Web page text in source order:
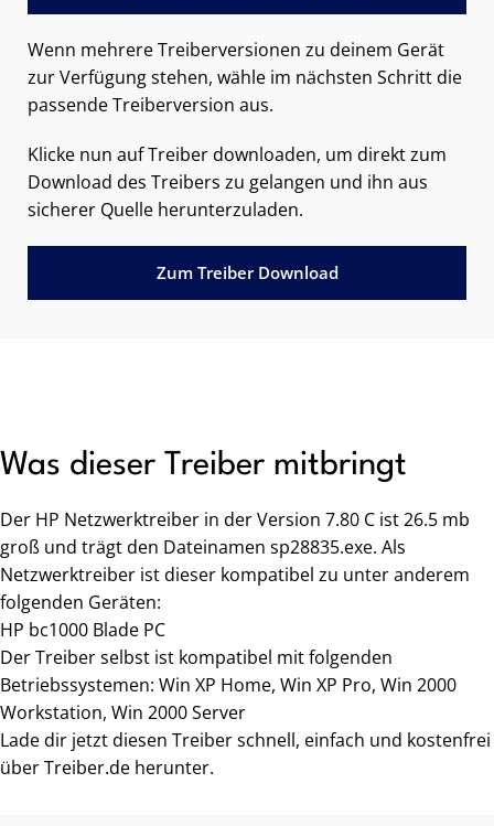
Wenn mehrere Treiberversionen zu deinem Gerät
zur Verfügung stehen, wähle im nächsten Schritt die
passende Treiberversion aus.
Klicke nun auf Treiber downloaden, um direkt zum
Download des Treibers zu gelangen und ihn aus
sicherer Quelle herunterzuladen.
Zum Treiber Download
Was dieser Treiber mitbringt
Der HP Netzwerktreiber in der Version 7.80 C ist 26.5 mb
groß und trägt den Dateinamen sp28835.exe. Als
Netzwerktreiber ist dieser kompatibel zu unter anderem
folgenden Geräten:
HP bc1000 Blade PC
Der Treiber selbst ist kompatibel mit folgenden
Betriebssystemen: Win XP Home, Win XP Pro, Win 2000
Workstation, Win 2000 Server
Lade dir jetzt diesen Treiber schnell, einfach und kostenfrei
über Treiber.de herunter.